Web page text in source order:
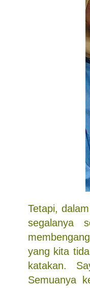
Tetapi,
segalanya
yang kita
katakan.
Semuanya